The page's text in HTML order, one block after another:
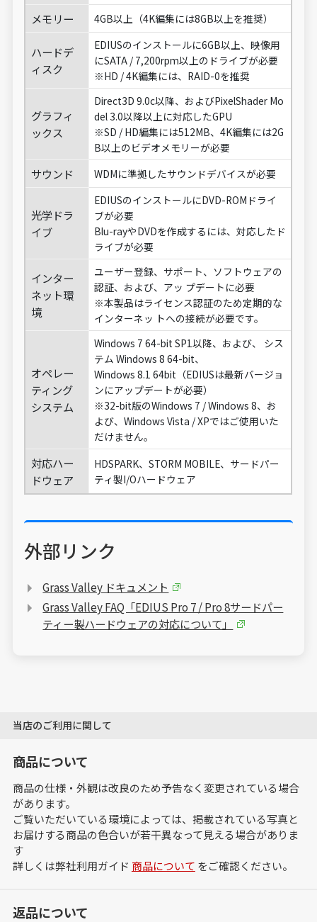
メモリー 4GB以上（4K編集には8GB以上を推奨）
ハードデ
ィスク
EDIUSのインストールに6GB以上、映像用
にSATA / 7,200rpm以上のドライブが必要
※HD / 4K編集には、RAID-0を推奨
グラフィ
ックス
Direct3D 9.0c以降、およびPixelShader Mo
del 3.0以降以上に対応したGPU
※SD / HD編集には512MB、4K編集には2G
B以上のビデオメモリーが必要
サウンド WDMに準拠したサウンドデバイスが必要
光学ドラ
イブ
EDIUSのインストールにDVD-ROMドライ
ブが必要
Blu-rayやDVDを作成するには、対応したド
ライブが必要
インター
ネット環
境
ユーザー登録、サポート、ソフトウェアの
認証、および、アッ プデートに必要
※本製品はライセンス認証のため定期的な
インターネッ トへの接続が必要です。
オペレー
ティング
システム
Windows 7 64-bit SP1以降、および、 シス
テム Windows 8 64-bit、
Windows 8.1 64bit（EDIUSは最新バージョ
ンにアップデートが必要）
※32-bit版のWindows 7 / Windows 8、お
よび、Windows Vista / XPではご使用いた
だけません。
対応ハー
ドウェア
HDSPARK、STORM MOBILE、サードパー
ティ製I/Oハードウェア
外部リンク
Grass Valley ドキュメント
Grass Valley FAQ「EDIUS Pro 7 / Pro 8サードパー
ティー製ハードウェアの対応について」
当店のご利用に関して
商品について
商品の仕様・外観は改良のため予告なく変更されている場合
があります。
ご覧いただいている環境によっては、掲載されている写真と
お届けする商品の色合いが若干異なって見える場合がありま
す
詳しくは弊社利用ガイド 商品について をご確認ください。
返品について